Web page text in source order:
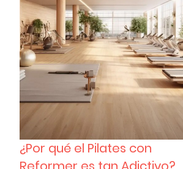
¿Por qué el Pilates con